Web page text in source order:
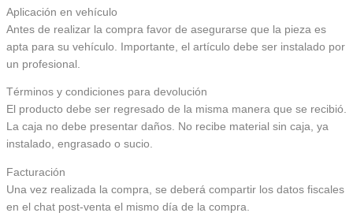
Aplicación en vehículo
Antes de realizar la compra favor de asegurarse que la pieza es
apta para su vehículo. Importante, el artículo debe ser instalado por
un profesional.
Términos y condiciones para devolución
El producto debe ser regresado de la misma manera que se recibió.
La caja no debe presentar daños. No recibe material sin caja, ya
instalado, engrasado o sucio.
Facturación
Una vez realizada la compra, se deberá compartir los datos fiscales
en el chat post-venta el mismo día de la compra.